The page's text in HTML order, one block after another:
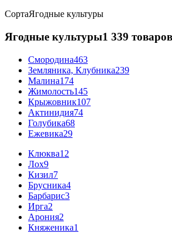
СортаЯгодные культуры
Ягодные культуры1 339 товаров
Смородина463
Земляника, Клубника239
Малина174
Жимолость145
Крыжовник107
Актинидия74
Голубика68
Ежевика29
Клюква12
Лох9
Кизил7
Брусника4
Барбарис3
Ирга2
Арония2
Княженика1